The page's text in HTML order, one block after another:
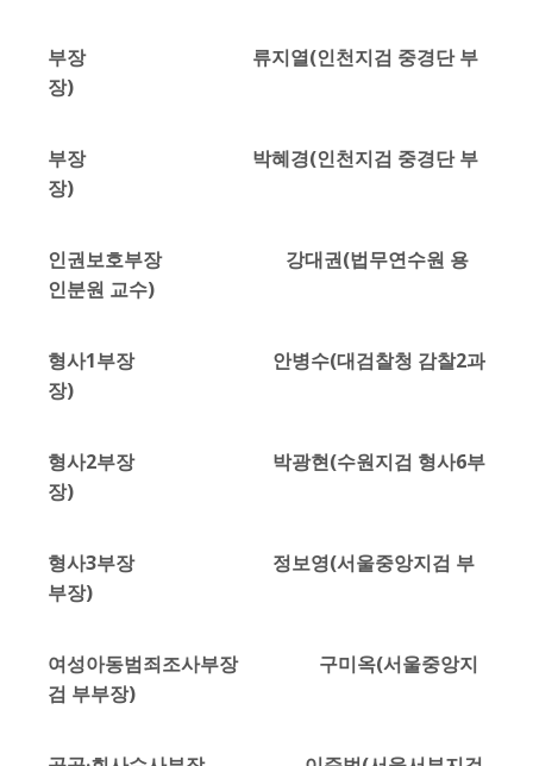
부장 류지열(인천지검 중경단 부
장)
부장 박혜경(인천지검 중경단 부
장)
인권보호부장 강대권(법무연수원 용
인분원 교수)
형사1부장 안병수(대검찰청 감찰2과
장)
형사2부장 박광현(수원지검 형사6부
장)
형사3부장 정보영(서울중앙지검 부
부장)
여성아동범죄조사부장 구미옥(서울중앙지
검 부부장)